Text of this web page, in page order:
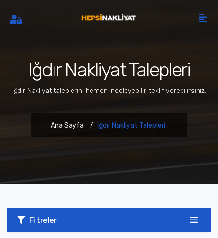
Iğdır Nakliyat Talepleri
Iğdır Nakliyat taleplerini hemen inceleyebilir, teklif verebilirsiniz.
Ana Sayfa Iğdır Nakliyat Talepleri
Filtreler